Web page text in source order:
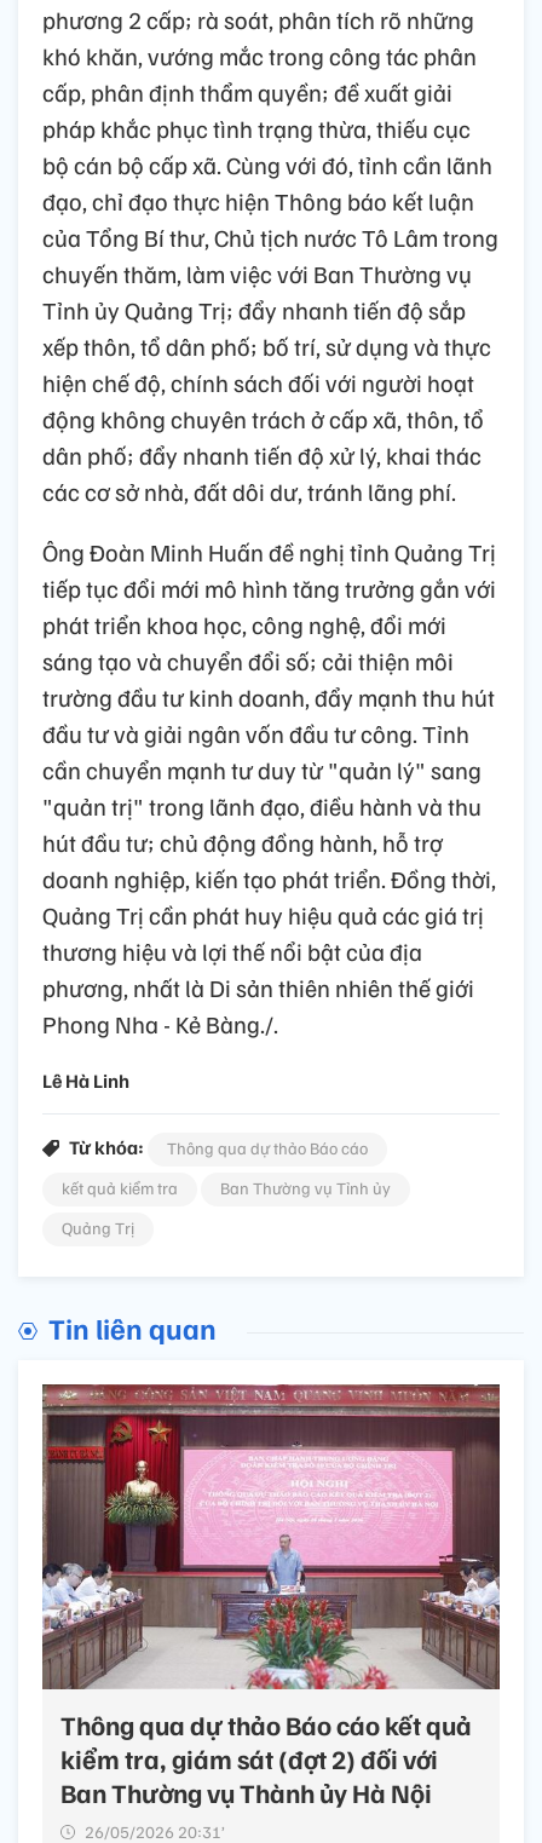
phương 2 cấp; rà soát, phân tích rõ những
khó khăn, vướng mắc trong công tác phân
cấp, phân định thẩm quyền; đề xuất giải
pháp khắc phục tình trạng thừa, thiếu cục
bộ cán bộ cấp xã. Cùng với đó, tỉnh cần lãnh
đạo, chỉ đạo thực hiện Thông báo kết luận
của Tổng Bí thư, Chủ tịch nước Tô Lâm trong
chuyến thăm, làm việc với Ban Thường vụ
Tỉnh ủy Quảng Trị; đẩy nhanh tiến độ sắp
xếp thôn, tổ dân phố; bố trí, sử dụng và thực
hiện chế độ, chính sách đối với người hoạt
động không chuyên trách ở cấp xã, thôn, tổ
dân phố; đẩy nhanh tiến độ xử lý, khai thác
các cơ sở nhà, đất dôi dư, tránh lãng phí.
Ông Đoàn Minh Huấn đề nghị tỉnh Quảng Trị
tiếp tục đổi mới mô hình tăng trưởng gắn với
phát triển khoa học, công nghệ, đổi mới
sáng tạo và chuyển đổi số; cải thiện môi
trường đầu tư kinh doanh, đẩy mạnh thu hút
đầu tư và giải ngân vốn đầu tư công. Tỉnh
cần chuyển mạnh tư duy từ "quản lý" sang
"quản trị" trong lãnh đạo, điều hành và thu
hút đầu tư; chủ động đồng hành, hỗ trợ
doanh nghiệp, kiến tạo phát triển. Đồng thời,
Quảng Trị cần phát huy hiệu quả các giá trị
thương hiệu và lợi thế nổi bật của địa
phương, nhất là Di sản thiên nhiên thế giới
Phong Nha - Kẻ Bàng./.
Lê Hà Linh
Từ khóa:
Thông qua dự thảo Báo cáo
kết quả kiểm tra
Ban Thường vụ Tỉnh ủy
Quảng Trị
Tin liên quan
Thông qua dự thảo Báo cáo kết quả
kiểm tra, giám sát (đợt 2) đối với
Ban Thường vụ Thành ủy Hà Nội
26/05/2026 20:31’